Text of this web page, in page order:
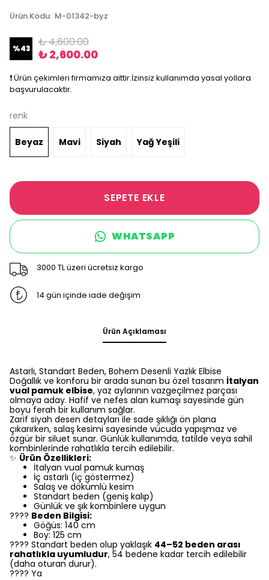
Ürün Kodu: M-01342-byz
%43 ₺ 4,600.00
₺ 2,600.00
❗️ Ürün çekimleri firmamıza aittir.İzinsiz kullanımda yasal yollara
başvurulacaktir.
renk
Beyaz Mavi Siyah Yağ Yeşili
SEPETE EKLE
WHATSAPP
3000 TL üzeri ücretsiz kargo
14 gün içinde iade değişim
Ürün Açıklaması
Astarlı, Standart Beden, Bohem Desenli Yazlık Elbise
Doğallık ve konforu bir arada sunan bu özel tasarım İtalyan
vual pamuk elbise, yaz aylarının vazgeçilmez parçası
olmaya aday. Hafif ve nefes alan kumaşı sayesinde gün
boyu ferah bir kullanım sağlar.
Zarif siyah desen detayları ile sade şıklığı ön plana
çıkarırken, salaş kesimi sayesinde vücuda yapışmaz ve
özgür bir siluet sunar. Günlük kullanımda, tatilde veya sahil
kombinlerinde rahatlıkla tercih edilebilir.
✨ Ürün Özellikleri:
İtalyan vual pamuk kumaş
İç astarlı (iç göstermez)
Salaş ve dökümlü kesim
Standart beden (geniş kalıp)
Günlük ve şık kombinlere uygun
???? Beden Bilgisi:
Göğüs: 140 cm
Boy: 125 cm
???? Standart beden olup yaklaşık 44–52 beden arası
rahatlıkla uyumludur, 54 bedene kadar tercih edilebilir
(daha oturan durur).
???? Ya